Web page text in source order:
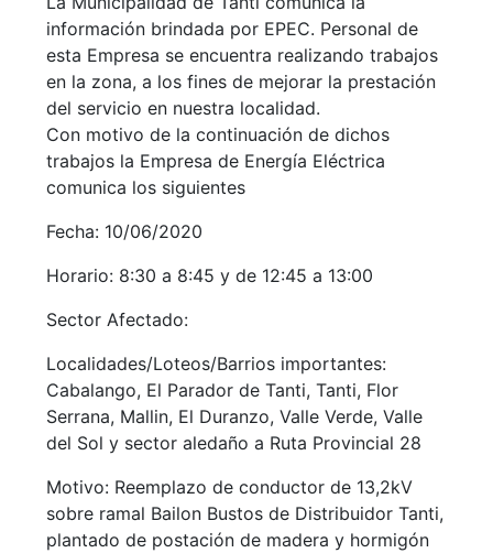
información brindada por EPEC. Personal de
esta Empresa se encuentra realizando trabajos
en la zona, a los fines de mejorar la prestación
del servicio en nuestra localidad.
Con motivo de la continuación de dichos
trabajos la Empresa de Energía Eléctrica
comunica los siguientes
Fecha: 10/06/2020
Horario: 8:30 a 8:45 y de 12:45 a 13:00
Sector Afectado:
Localidades/Loteos/Barrios importantes:
Cabalango, El Parador de Tanti, Tanti, Flor
Serrana, Mallin, El Duranzo, Valle Verde, Valle
del Sol y sector aledaño a Ruta Provincial 28
Motivo: Reemplazo de conductor de 13,2kV
sobre ramal Bailon Bustos de Distribuidor Tanti,
plantado de postación de madera y hormigón